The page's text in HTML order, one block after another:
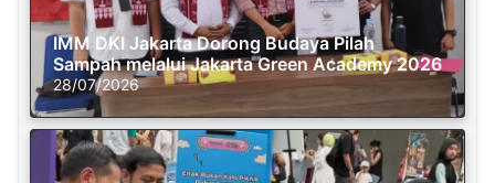
IMM DKI Jakarta Dorong Budaya Pilah
Sampah melalui Jakarta Green Academy 2026
28/07/2026